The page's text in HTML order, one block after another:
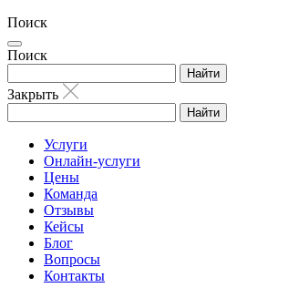
Поиск
Поиск
Найти
Закрыть
Найти
Услуги
Онлайн-услуги
Цены
Команда
Отзывы
Кейсы
Блог
Вопросы
Контакты